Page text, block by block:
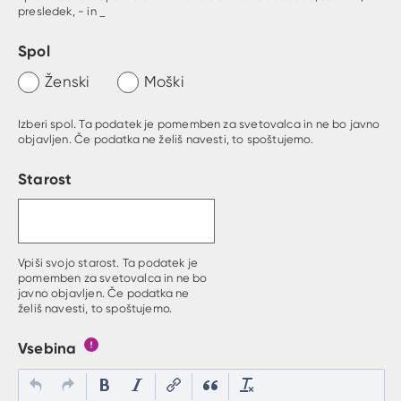
presledek, - in _
Spol
Ženski Moški
Izberi spol. Ta podatek je pomemben za svetovalca in ne bo javno
objavljen. Če podatka ne želiš navesti, to spoštujemo.
Starost
Vpiši svojo starost. Ta podatek je
pomemben za svetovalca in ne bo
javno objavljen. Če podatka ne
želiš navesti, to spoštujemo.
Vsebina